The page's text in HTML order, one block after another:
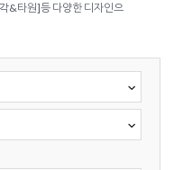
&타원]등 다양한 디자인으